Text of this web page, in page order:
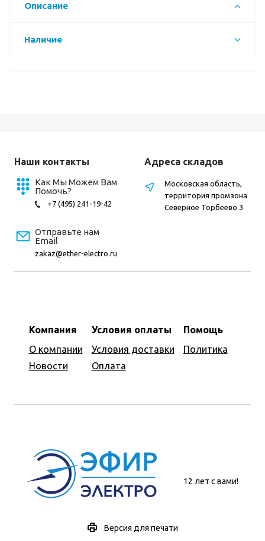
Описание
Наличие
Наши контакты
Как Мы Можем Вам
Помочь?
+7 (495) 241-19-42
Отправьте нам
Email
zakaz@ether-electro.ru
Компания
О компании
Новости
Условия оплаты
Условия доставки
Оплата
Помощь
Политика
Адреса складов
Московская область,
территория промзона
Северное Торбеево 3
12 лет с вами!
Версия для печати